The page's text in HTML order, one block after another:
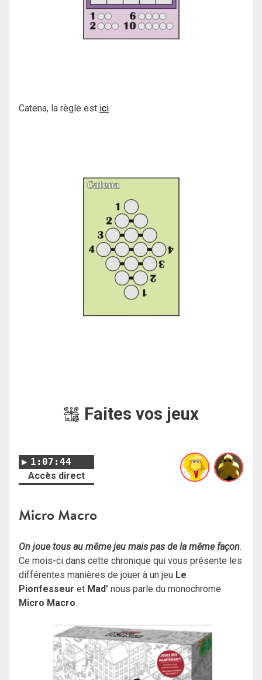
Catena, la règle est ici
Faites vos jeux
1:07:44
Accès direct
Micro Macro
On joue tous au même jeu mais pas de la même façon.
Ce mois-ci dans cette chronique qui vous présente les
différentes manières de jouer à un jeu Le
Pionfesseur et Mad’ nous parle du monochrome
Micro Macro.